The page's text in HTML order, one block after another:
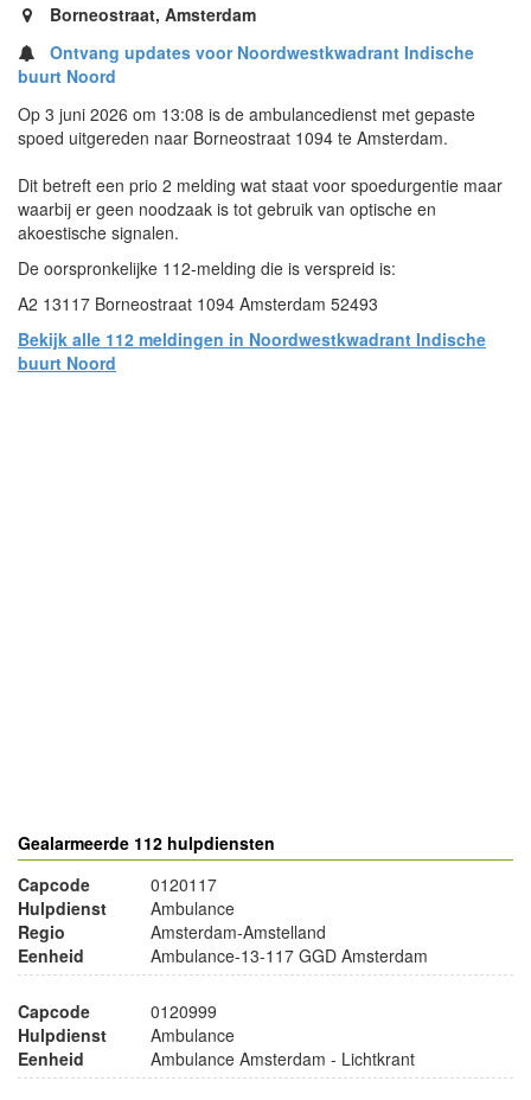
Borneostraat, Amsterdam
Ontvang updates voor Noordwestkwadrant Indische
buurt Noord
Op 3 juni 2026 om 13:08 is de ambulancedienst met gepaste
spoed uitgereden naar Borneostraat 1094 te Amsterdam.
Dit betreft een prio 2 melding wat staat voor spoedurgentie maar
waarbij er geen noodzaak is tot gebruik van optische en
akoestische signalen.
De oorspronkelijke 112-melding die is verspreid is:
A2 13117 Borneostraat 1094 Amsterdam 52493
Bekijk alle 112 meldingen in Noordwestkwadrant Indische
buurt Noord
Gealarmeerde 112 hulpdiensten
Capcode
0120117
Hulpdienst
Ambulance
Regio
Amsterdam-Amstelland
Eenheid
Ambulance-13-117 GGD Amsterdam
Capcode
0120999
Hulpdienst
Ambulance
Eenheid
Ambulance Amsterdam - Lichtkrant